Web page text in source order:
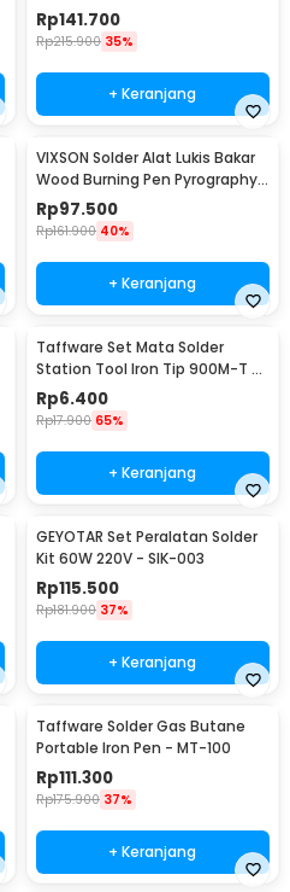
Magnifier 3X/4.5X - TH-7023
Rp141.700
Rp215.900 35%
+ Keranjang
VIXSON Solder Alat Lukis Bakar
Wood Burning Pen Pyrography
60W 36 Set - CS-31 D
Rp97.500
Rp161.900 40%
+ Keranjang
Taffware Set Mata Solder
Station Tool Iron Tip 900M-T 5
PCS - BI5044
Rp6.400
Rp17.900 65%
+ Keranjang
GEYOTAR Set Peralatan Solder
Kit 60W 220V - SIK-003
Rp115.500
Rp181.900 37%
+ Keranjang
Taffware Solder Gas Butane
Portable Iron Pen - MT-100
Rp111.300
Rp175.900 37%
+ Keranjang